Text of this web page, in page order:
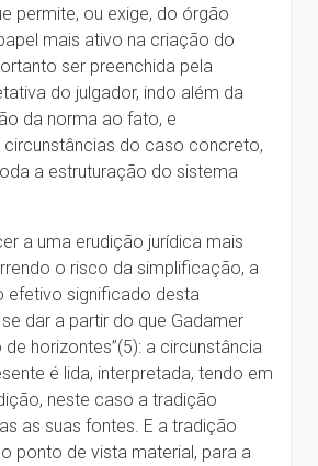
permite, ou exige, do órgão
mais ativo na criação do
ser preenchida pela
do julgador, indo além da
da norma ao fato, e
do caso concreto,
a estruturação do sistema
a uma erudição jurídica mais
o risco da simplificação, a
efetivo significado desta
dar a partir do que Gadamer
de horizontes”(5): a circunstância
é lida, interpretada, tendo em
neste caso a tradição
as suas fontes. E a tradição
ponto de vista material, para a